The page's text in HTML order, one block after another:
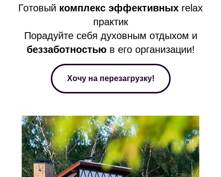
Готовый комплекс эффективных relax
практик
Порадуйте себя духовным отдыхом и
беззаботностью в его организации!
Хочу на перезагрузку!